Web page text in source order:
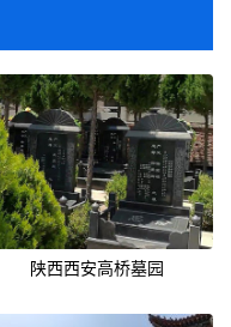
陕西西安高桥墓园